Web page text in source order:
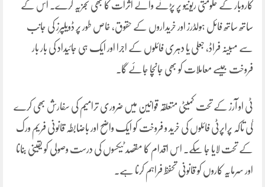
کاروبار کے حکومتی ریونیو پر پڑنے والے اثرات کا بھی تجزیہ کرے۔ اس کے
ساتھ ساتھ فائل ہولڈرز اور خریداروں کے حقوق، خاص طور پر ڈویلپرز کی جانب
سے مبینہ فراڈ، جعلی یا دہری فائلوں کے اجرا اور ایک ہی جائیداد کی بار بار
فروخت جیسے معاملات کو بھی جانچا جائے گا۔
ٹی او آرز کے تحت کمیٹی متعلقہ قوانین میں ضروری ترامیم کی سفارش بھی کرے
گی تاکہ پراپرٹی فائلوں کی خرید و فروخت کو ایک واضح اور باضابطہ قانونی فریم ورک
کے تحت لایا جا سکے۔ اس اقدام کا مقصد ٹیکسوں کی درست وصولی کو یقینی بنانا
اور سرمایہ کاروں کو قانونی تحفظ فراہم کرنا ہے۔